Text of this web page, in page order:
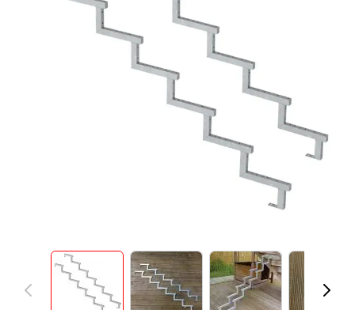
View larger imageView larger imageView larger image